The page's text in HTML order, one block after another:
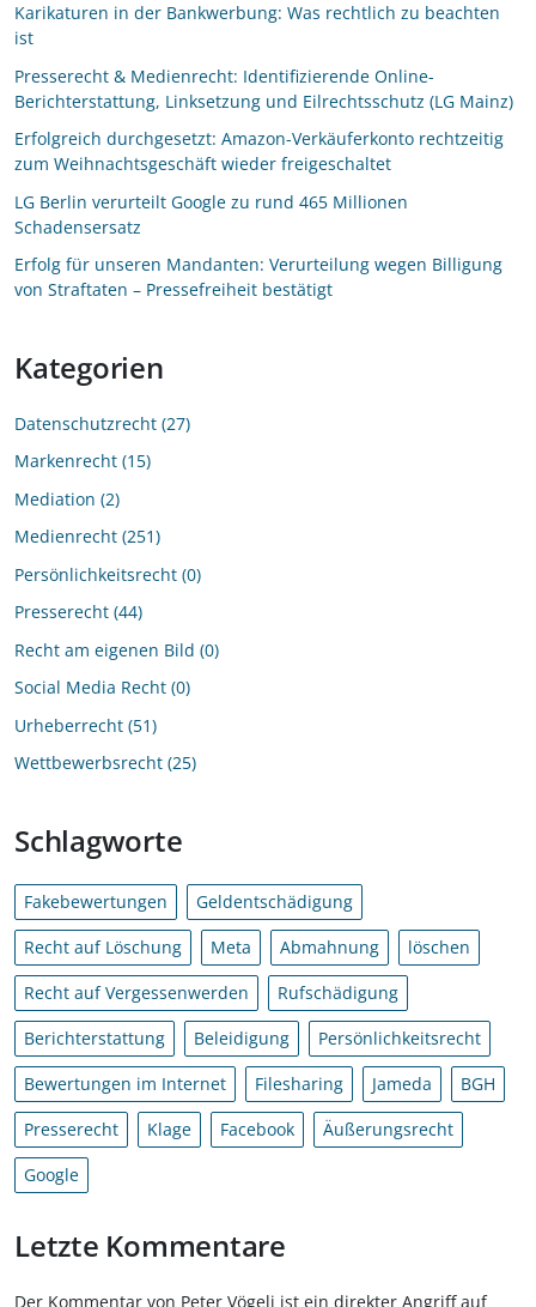
Karikaturen in der Bankwerbung: Was rechtlich zu beachten
ist
Presserecht & Medienrecht: Identifizierende Online-
Berichterstattung, Linksetzung und Eilrechtsschutz (LG Mainz)
Erfolgreich durchgesetzt: Amazon-Verkäuferkonto rechtzeitig
zum Weihnachtsgeschäft wieder freigeschaltet
LG Berlin verurteilt Google zu rund 465 Millionen
Schadensersatz
Erfolg für unseren Mandanten: Verurteilung wegen Billigung
von Straftaten – Pressefreiheit bestätigt
Kategorien
Datenschutzrecht 27
Markenrecht 15
Mediation 2
Medienrecht 251
Persönlichkeitsrecht 0
Presserecht 44
Recht am eigenen Bild 0
Social Media Recht 0
Urheberrecht 51
Wettbewerbsrecht 25
Schlagworte
Fakebewertungen
Geldentschädigung
Recht auf Löschung
Meta Abmahnung
löschen
Recht auf Vergessenwerden
Rufschädigung
Berichterstattung
Beleidigung
Persönlichkeitsrecht
Bewertungen im Internet
Filesharing Jameda
BGH
Presserecht
Klage Facebook
Äußerungsrecht
Google
Letzte Kommentare
Der Kommentar von Peter Vögeli ist ein direkter Angriff auf